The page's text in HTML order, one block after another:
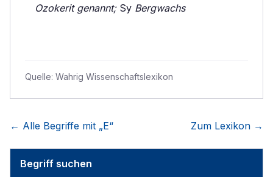
Ozokerit genannt;Sy Bergwachs
Quelle: Wahrig Wissenschaftslexikon
← Alle Begriffe mit „E“ Zum Lexikon →
Begriff suchen